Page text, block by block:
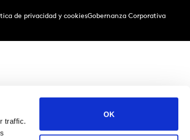
traffic.
OK
de privacidad y cookiesGobernanza Corporativa